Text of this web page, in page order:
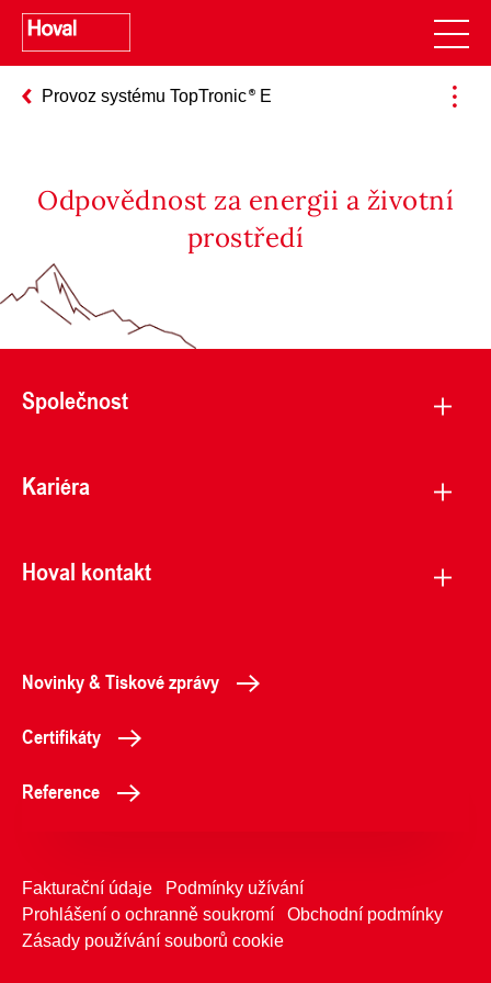
Provoz systému TopTronic E
Odpovědnost za energii a životní
prostředí
Společnost
Kariéra
Hoval kontakt
Novinky & Tiskové zprávy
Certifikáty
Reference
Fakturační údaje
Podmínky užívání
Prohlášení o ochranně soukromí
Obchodní podmínky
Zásady používání souborů cookie